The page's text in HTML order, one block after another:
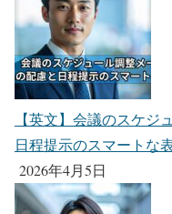
【英文】会議のスケジ
日程提示のスマートな
2026年4月5日